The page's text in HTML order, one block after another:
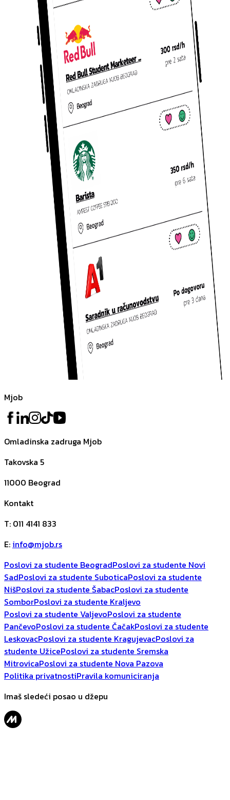
Mjob
Omladinska zadruga Mjob
Takovska 5
11000 Beograd
Kontakt
T: 011 4141 833
E: info@mjob.rs
Poslovi za studente BeogradPoslovi za studente Novi
SadPoslovi za studente SuboticaPoslovi za studente
NišPoslovi za studente ŠabacPoslovi za studente
SomborPoslovi za studente Kraljevo
Poslovi za studente ValjevoPoslovi za studente
PančevoPoslovi za studente ČačakPoslovi za studente
LeskovacPoslovi za studente KragujevacPoslovi za
studente UžicePoslovi za studente Sremska
MitrovicaPoslovi za studente Nova Pazova
Politika privatnostiPravila komuniciranja
Imaš sledeći posao u džepu